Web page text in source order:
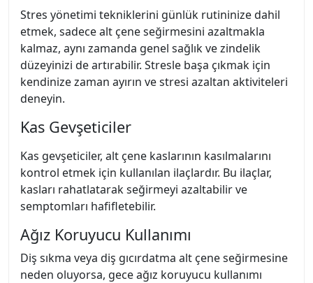
Stres yönetimi tekniklerini günlük rutininize dahil
etmek, sadece alt çene seğirmesini azaltmakla
kalmaz, aynı zamanda genel sağlık ve zindelik
düzeyinizi de artırabilir. Stresle başa çıkmak için
kendinize zaman ayırın ve stresi azaltan aktiviteleri
deneyin.
Kas Gevşeticiler
Kas gevşeticiler, alt çene kaslarının kasılmalarını
kontrol etmek için kullanılan ilaçlardır. Bu ilaçlar,
kasları rahatlatarak seğirmeyi azaltabilir ve
semptomları hafifletebilir.
Ağız Koruyucu Kullanımı
Diş sıkma veya diş gıcırdatma alt çene seğirmesine
neden oluyorsa, gece ağız koruyucu kullanımı